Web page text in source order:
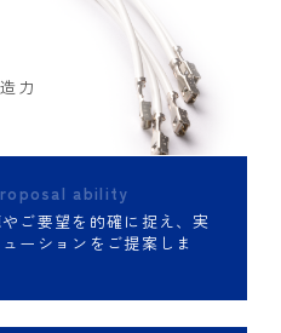
力
ability
ご要望を的確に捉え、実
ーションをご提案しま